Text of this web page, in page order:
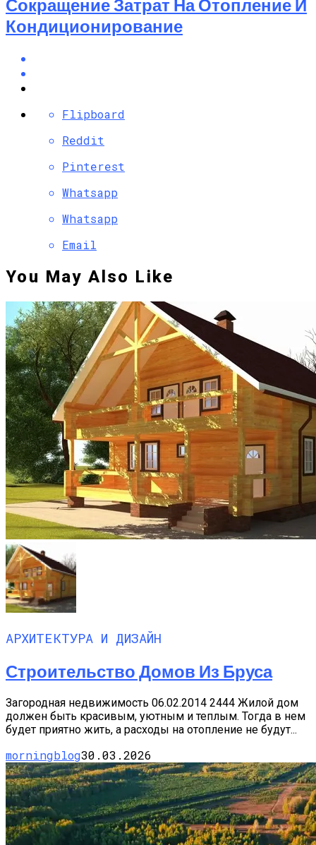
Сокращение Затрат На Отопление И
Кондиционирование
Flipboard
Reddit
Pinterest
Whatsapp
Whatsapp
Email
You May Also Like
АРХИТЕКТУРА И ДИЗАЙН
Строительство Домов Из Бруса
Загородная недвижимость 06.02.2014 2444 Жилой дом
должен быть красивым, уютным и теплым. Тогда в нем
будет приятно жить, а расходы на отопление не будут...
morningblog30.03.2026